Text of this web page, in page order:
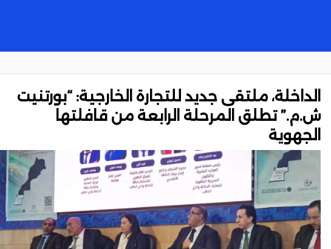
الداخلة، ملتقى جديد للتجارة الخارجية: “بورتنيت
ش.م.” تطلق المرحلة الرابعة من قافلتها
الجهوية